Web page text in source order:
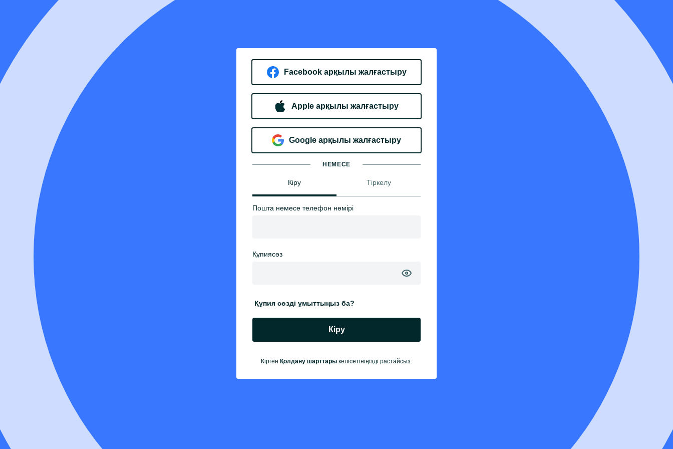
Facebook арқылы жалғастыру
Apple арқылы жалғастыру
Google арқылы жалғастыру
НЕМЕСЕ
Кіру Тіркелу
Пошта немесе телефон нөмірі
Құпиясөз
Құпия сөзді ұмыттыңыз ба?
Кіру
Кірген Қолдану шарттары келісетініңізді растайсыз.